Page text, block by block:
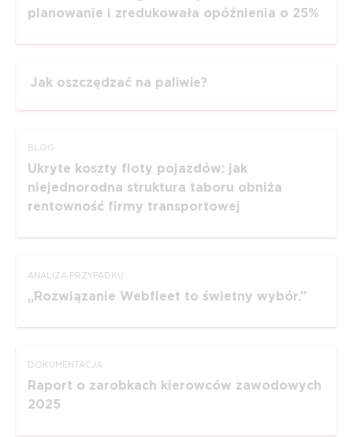
planowanie i zredukowała opóźnienia o 25%
Jak oszczędzać na paliwie?
BLOG
Ukryte koszty floty pojazdów: jak
niejednorodna struktura taboru obniża
rentowność firmy transportowej
ANALIZA PRZYPADKU
Rozwiązanie Webfleet to świetny wybór.
DOKUMEN­TACJA
Raport o zarobkach kierowców zawodowych
2025